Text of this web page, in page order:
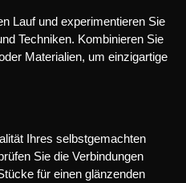
Lauf und experimentieren Sie
Techniken. Kombinieren Sie
Materialien, um einzigartige
Ihres selbstgemachten
Sie die Verbindungen
für einen glänzenden